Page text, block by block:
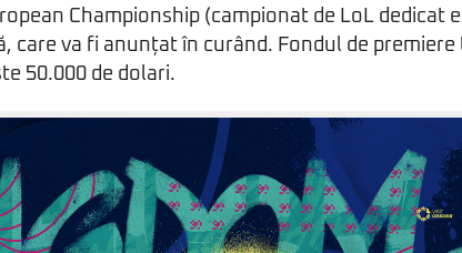
Championship (campionat de LoL dedicat
care va fi anunțat în curând. Fondul de
50.000 de dolari.